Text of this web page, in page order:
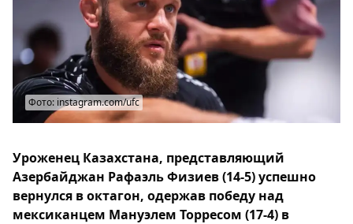
Фото: instagram.com/ufc
Уроженец Казахстана, представляющий
Азербайджан Рафаэль Физиев (14-5) успешно
вернулся в октагон, одержав победу над
мексиканцем Мануэлем Торресом (17-4) в